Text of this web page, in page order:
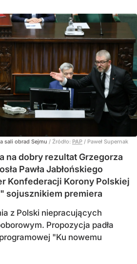
sali obrad Sejmu / Źródło: PAP / Paweł Supernak
na dobry rezultat Grzegorza
Pawła Jabłońskiego
Konfederacji Korony Polskiej
sojusznikiem premiera
z Polski niepracujących
Propozycja padła
"Ku nowemu